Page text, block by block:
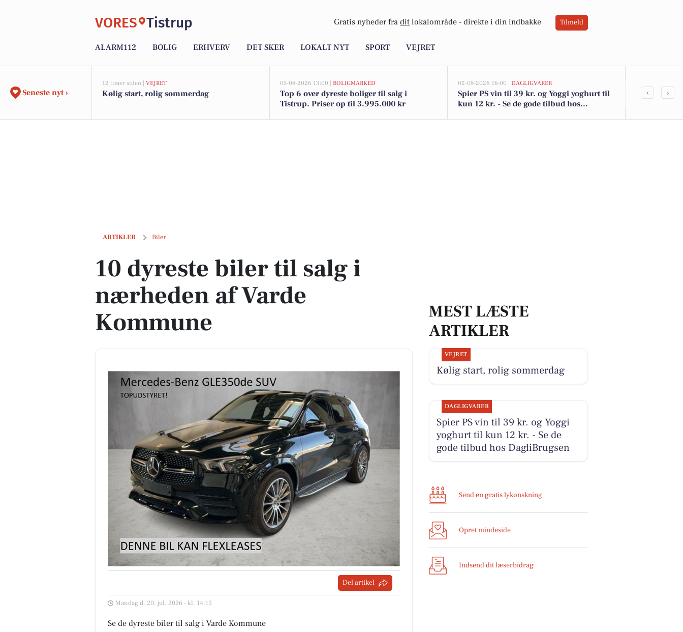
VORES Tistrup Gratis nyheder fra dit lokalområde - direkte i din indbakke Tilmeld
ALARM112 BOLIG ERHVERV DET SKER LOKALT NYT SPORT VEJRET
Seneste nyt ›
12 timer siden | VEJRET
Kølig start, rolig sommerdag
05-08-2026 13:00 | BOLIGMARKED
Top 6 over dyreste boliger til salg i
Tistrup. Priser op til 3.995.000 kr
02-08-2026 16:00 | DAGLIGVARER
Spier PS vin til 39 kr. og Yoggi yoghurt til
kun 12 kr. - Se de gode tilbud hos
Tistrup
‹ ›
ARTIKLER Biler
10 dyreste biler til salg i nærheden af Varde Kommune
10 dyreste biler til salg i
nærheden af Varde
Kommune
Del artikel
Mandag d. 20. jul. 2026 - kl. 14:15
Se de dyreste biler til salg i Varde Kommune
MEST LÆSTE
ARTIKLER
VEJRET
Kølig start, rolig sommerdag
DAGLIGVARER
Spier PS vin til 39 kr. og Yoggi
yoghurt til kun 12 kr. - Se de
gode tilbud hos DagliBrugsen
Send en gratis lykønskning
Opret mindeside
Indsend dit læserbidrag